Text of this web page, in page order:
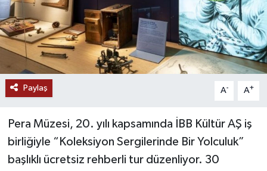
Paylaş A- A+
Pera Müzesi, 20. yılı kapsamında İBB Kültür AŞ iş
birliğiyle “Koleksiyon Sergilerinde Bir Yolculuk”
başlıklı ücretsiz rehberli tur düzenliyor. 30